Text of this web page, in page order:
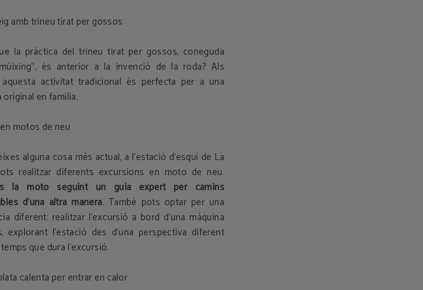
amb trineu tirat per gossos
la pràctica del trineu tirat per gossos, coneguda
és anterior a la invenció de la roda? Als
aquesta activitat tradicional és perfecta per a una
original en família.
motos de neu
alguna cosa més actual, a l'estació d'esquí de La
realitzar diferents excursions en moto de neu.
la moto seguint un guia expert per camins
d'una altra manera. També pots optar per una
diferent: realitzar l'excursió a bord d'una màquina
explorant l'estació des d'una perspectiva diferent
que dura l'excursió.
calenta per entrar en calor